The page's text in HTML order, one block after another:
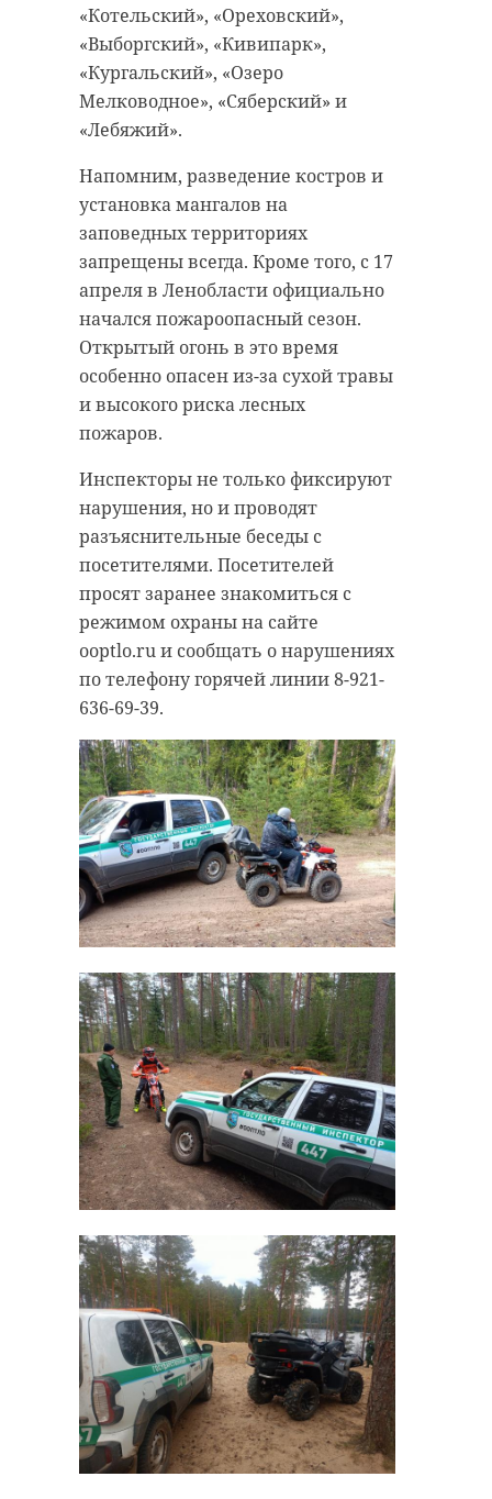
«Котельский», «Ореховский»,
«Выборгский», «Кивипарк»,
«Кургальский», «Озеро
Мелководное», «Сяберский» и
«Лебяжий».
Напомним, разведение костров и
установка мангалов на
заповедных территориях
запрещены всегда. Кроме того, с 17
апреля в Ленобласти официально
начался пожароопасный сезон.
Открытый огонь в это время
особенно опасен из-за сухой травы
и высокого риска лесных
пожаров.
Инспекторы не только фиксируют
нарушения, но и проводят
разъяснительные беседы с
посетителями. Посетителей
просят заранее знакомиться с
режимом охраны на сайте
ooptlo.ru и сообщать о нарушениях
по телефону горячей линии 8-921-
636-69-39.